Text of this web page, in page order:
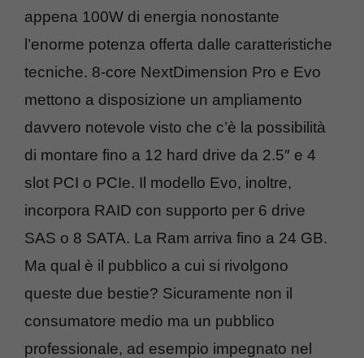
appena 100W di energia nonostante
l’enorme potenza offerta dalle caratteristiche
tecniche. 8-core NextDimension Pro e Evo
mettono a disposizione un ampliamento
davvero notevole visto che c’è la possibilità
di montare fino a 12 hard drive da 2.5″ e 4
slot PCI o PCIe. Il modello Evo, inoltre,
incorpora RAID con supporto per 6 drive
SAS o 8 SATA. La Ram arriva fino a 24 GB.
Ma qual è il pubblico a cui si rivolgono
queste due bestie? Sicuramente non il
consumatore medio ma un pubblico
professionale, ad esempio impegnato nel